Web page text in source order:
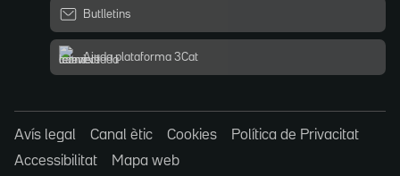
Butlletins
Ajuda plataforma 3Cat
Avís legal Canal ètic Cookies
Política de Privacitat
Accessibilitat
Mapa web